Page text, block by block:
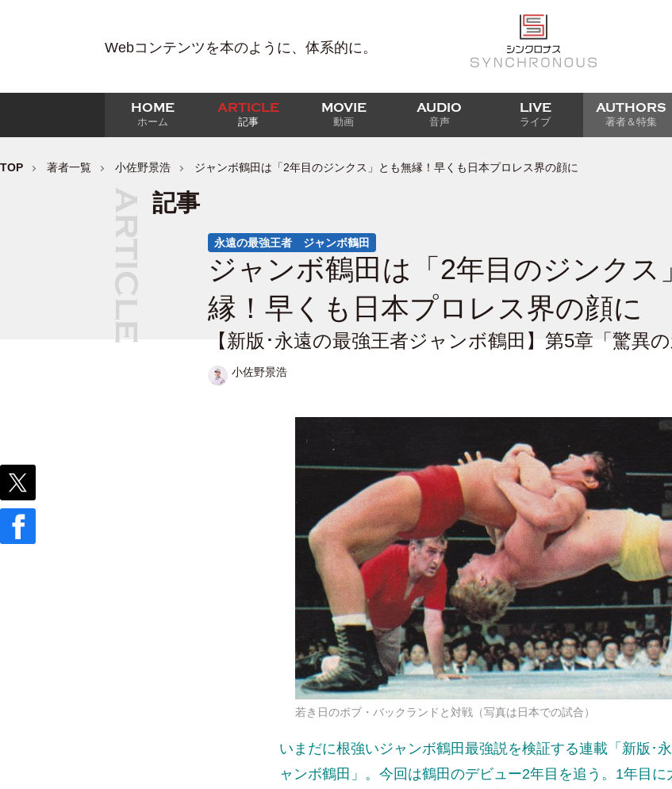
Webコンテンツを本のように、体系的に。
HOME
ホーム
ARTICLE
記事
MOVIE
動画
AUDIO
音声
LIVE
ライブ
AUTHORS
著者＆特集
TOP 著者一覧 小佐野景浩 ジャンボ鶴田は「2年目のジンクス」とも無縁！早くも日本プロレス界の顔に
記事
永遠の最強王者 ジャンボ鶴田
ジャンボ鶴田は「2年目のジンクス
縁！早くも日本プロレス界の顔に
【新版･永遠の最強王者ジャンボ鶴田】第5章「驚異
小佐野景浩
若き日のボブ・バックランドと対戦（写真は日本での試合）
いまだに根強いジャンボ鶴田最強説を検証する連載「新版･
ャンボ鶴田」。今回は鶴田のデビュー2年目を追う。1年目に